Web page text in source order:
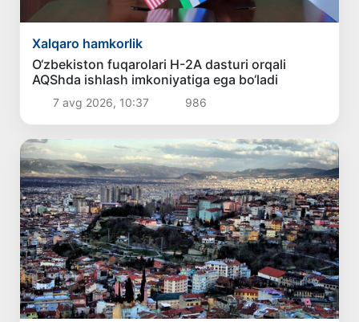
Xalqaro hamkorlik
O‘zbekiston fuqarolari H-2A dasturi orqali
AQShda ishlash imkoniyatiga ega bo‘ladi
7 avg 2026, 10:37 986